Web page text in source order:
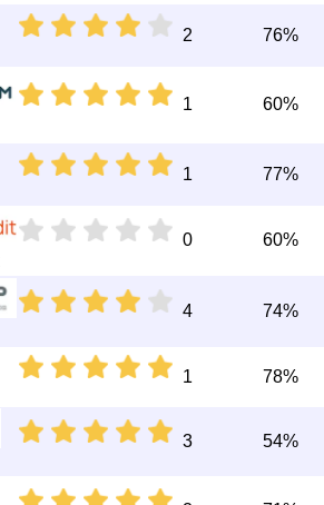
2 76%
1 60%
1 77%
0 60%
4 74%
1 78%
3 54%